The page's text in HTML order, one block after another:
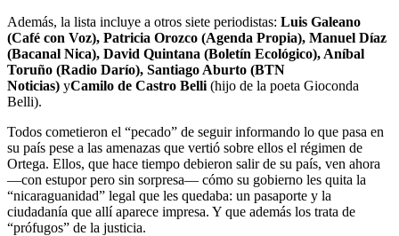
Además, la lista incluye a otros siete periodistas: Luis Galeano
(Café con Voz), Patricia Orozco (Agenda Propia), Manuel Díaz
(Bacanal Nica), David Quintana (Boletín Ecológico), Aníbal
Toruño (Radio Darío), Santiago Aburto (BTN
Noticias) yCamilo de Castro Belli (hijo de la poeta Gioconda
Belli).
Todos cometieron el “pecado” de seguir informando lo que pasa en
su país pese a las amenazas que vertió sobre ellos el régimen de
Ortega. Ellos, que hace tiempo debieron salir de su país, ven ahora
—con estupor pero sin sorpresa— cómo su gobierno les quita la
“nicaraguanidad” legal que les quedaba: un pasaporte y la
ciudadanía que allí aparece impresa. Y que además los trata de
“prófugos” de la justicia.